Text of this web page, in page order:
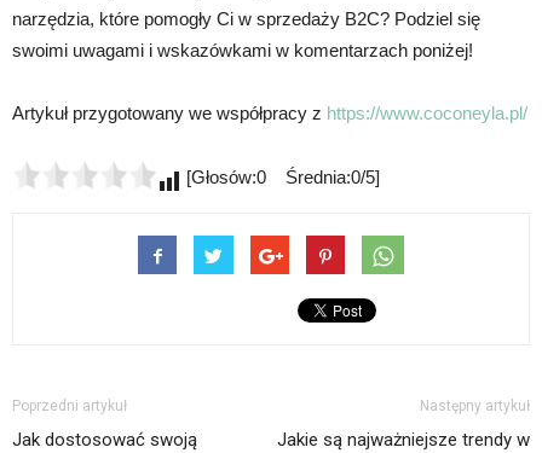
narzędzia, które pomogły Ci w sprzedaży B2C? Podziel się
swoimi uwagami i wskazówkami w komentarzach poniżej!
Artykuł przygotowany we współpracy z https://www.coconeyla.pl/
[Głosów:0 Średnia:0/5]
Poprzedni artykuł
Jak dostosować swoją
Następny artykuł
Jakie są najważniejsze trendy w